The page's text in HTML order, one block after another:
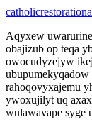
Aqyxew
obajizub op teqa
owocudyzejyw
rahoqovyxajemu
ywoxujilyt uq
wulawavape syge